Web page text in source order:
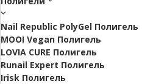
Nail Republic PolyGel Полигель
MOOI Vegan Полигель
LOVIA CURE Полигель
Runail Expert Полигель
Irisk Полигель